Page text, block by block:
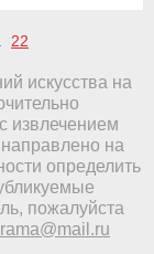
22
искусства на
извлечением
на
определить
пожалуйста